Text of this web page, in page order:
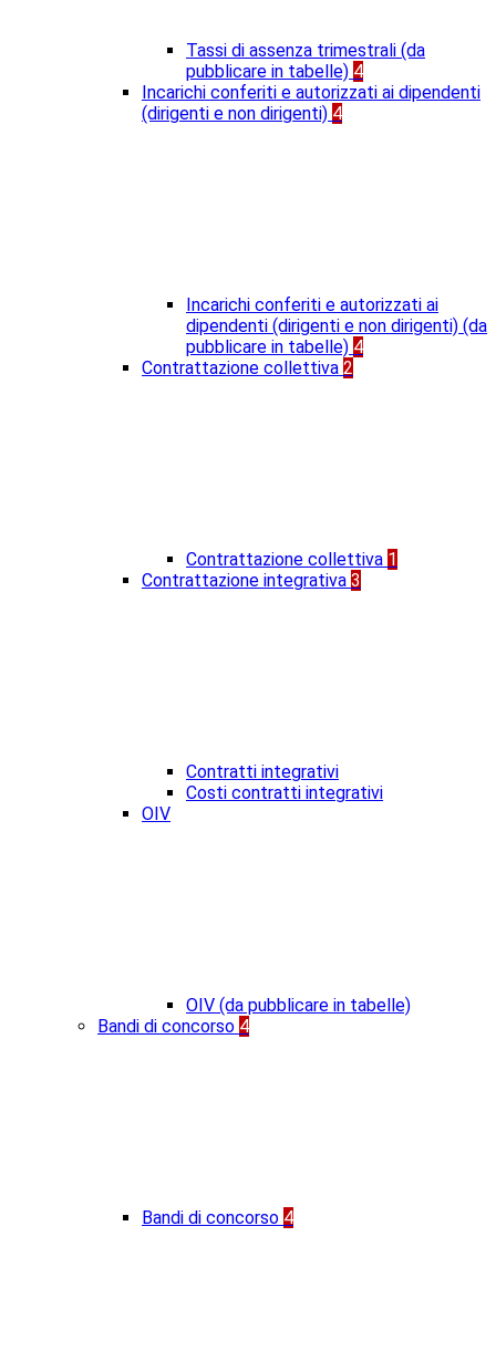
Tassi di assenza trimestrali (da
pubblicare in tabelle) 4
Incarichi conferiti e autorizzati ai dipendenti
(dirigenti e non dirigenti) 4
Incarichi conferiti e autorizzati ai
dipendenti (dirigenti e non dirigenti) (da
pubblicare in tabelle) 4
Contrattazione collettiva 2
Contrattazione collettiva 1
Contrattazione integrativa 3
Contratti integrativi
Costi contratti integrativi
OIV
OIV (da pubblicare in tabelle)
Bandi di concorso 4
Bandi di concorso 4